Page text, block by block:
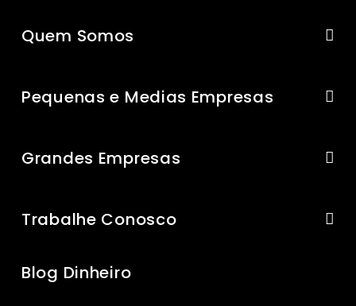
Quem Somos
Pequenas e Medias Empresas
Grandes Empresas
Trabalhe Conosco
Blog Dinheiro